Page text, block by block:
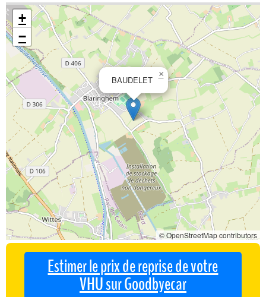
BAUDELET
×
+
−
© OpenStreetMap contributors
Estimer le prix de reprise de votre
VHU sur Goodbyecar